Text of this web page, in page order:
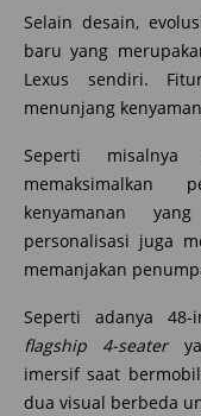
Selain desain,
baru yang
Lexus sendiri.
menunjang
Seperti
memaksimalkan
kenyamanan
personalisasi juga
memanjakan
Seperti adanya
flagship 4-seater
imersif saat
dua visual berbeda